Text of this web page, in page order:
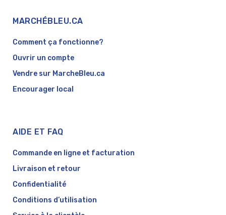
MARCHÉBLEU.CA
Comment ça fonctionne?
Ouvrir un compte
Vendre sur MarcheBleu.ca
Encourager local
AIDE ET FAQ
Commande en ligne et facturation
Livraison et retour
Confidentialité
Conditions d’utilisation